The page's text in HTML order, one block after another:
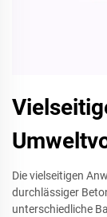
Die vielseitigen
durchlässiger
unterschiedliche